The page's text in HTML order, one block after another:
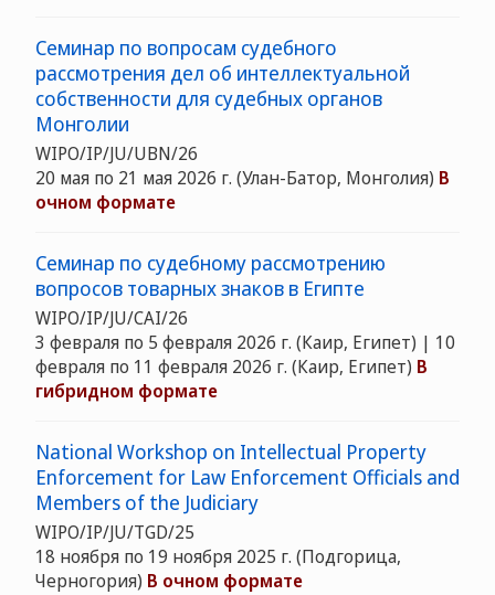
Семинар по вопросам судебного
рассмотрения дел об интеллектуальной
собственности для судебных органов
Монголии
WIPO/IP/JU/UBN/26
20 мая по 21 мая 2026 г. (Улан-Батор, Монголия) В
очном формате
Семинар по судебному рассмотрению
вопросов товарных знаков в Египте
WIPO/IP/JU/CAI/26
3 февраля по 5 февраля 2026 г. (Каир, Египет) | 10
февраля по 11 февраля 2026 г. (Каир, Египет) В
гибридном формате
National Workshop on Intellectual Property
Enforcement for Law Enforcement Officials and
Members of the Judiciary
WIPO/IP/JU/TGD/25
18 ноября по 19 ноября 2025 г. (Подгорица,
Черногория) В очном формате